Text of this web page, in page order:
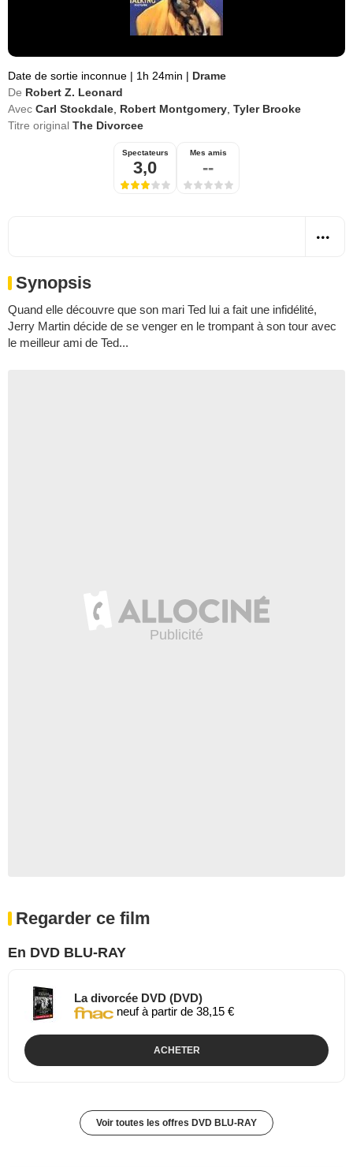
Date de sortie inconnue | 1h 24min | Drame
De Robert Z. Leonard
Avec Carl Stockdale Robert Montgomery Tyler Brooke
Titre original The Divorcee
Spectateurs
3,0
Mes amis
--
Synopsis
Quand elle découvre que son mari Ted lui a fait une infidélité,
Jerry Martin décide de se venger en le trompant à son tour avec
le meilleur ami de Ted...
Regarder ce film
En DVD BLU-RAY
La divorcée DVD (DVD)
neuf à partir de 38,15 €
ACHETER
Voir toutes les offres DVD BLU-RAY